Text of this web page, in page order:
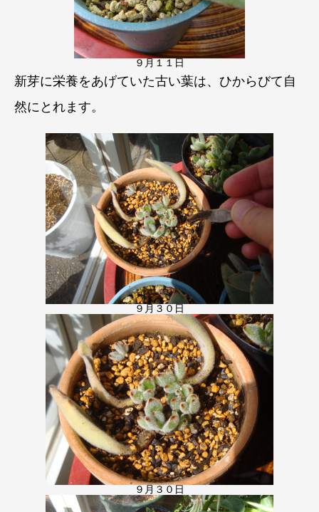
９月１１日
新芽に栄養をあげていた古い葉は、ひからびて自
然にとれます。
９月３０日
９月３０日